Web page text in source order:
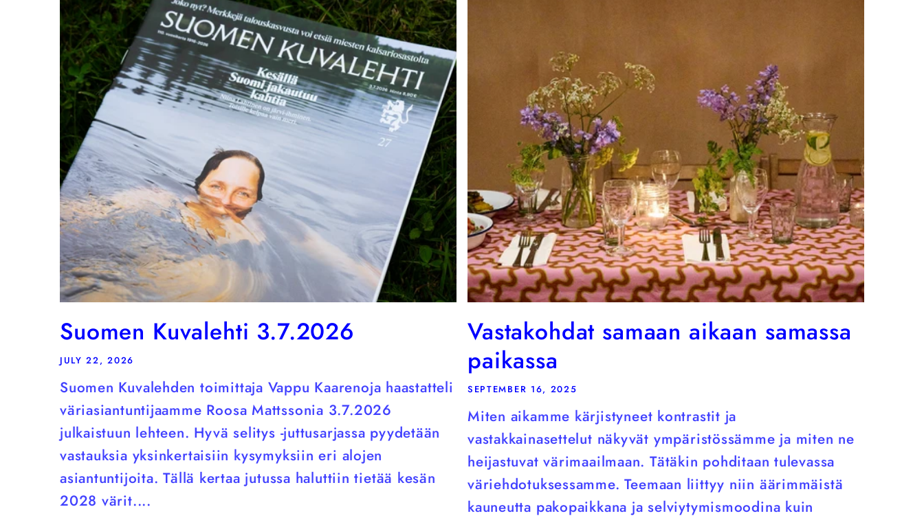
Suomen Kuvalehti 3.7.2026
JULY 22, 2026
Suomen Kuvalehden toimittaja Vappu Kaarenoja haastatteli
väriasiantuntijaamme Roosa Mattssonia 3.7.2026
julkaistuun lehteen. Hyvä selitys -juttusarjassa pyydetään
vastauksia yksinkertaisiin kysymyksiin eri alojen
asiantuntijoita. Tällä kertaa jutussa haluttiin tietää kesän
2028 värit....
Vastakohdat samaan aikaan samassa
paikassa
SEPTEMBER 16, 2025
Miten aikamme kärjistyneet kontrastit ja
vastakkainasettelut näkyvät ympäristössämme ja miten ne
heijastuvat värimaailmaan. Tätäkin pohditaan tulevassa
väriehdotuksessamme. Teemaan liittyy niin äärimmäistä
kauneutta pakopaikkana ja selviytymismoodina kuin